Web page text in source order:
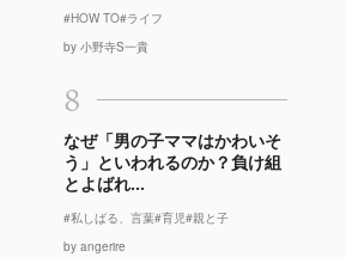
#HOW TO#ライフ
by 小野寺S一貴
8
なぜ「男の子ママはかわいそ
う」といわれるのか？負け組
とよばれ...
#私しばる、言葉#育児#親と子
by angerire